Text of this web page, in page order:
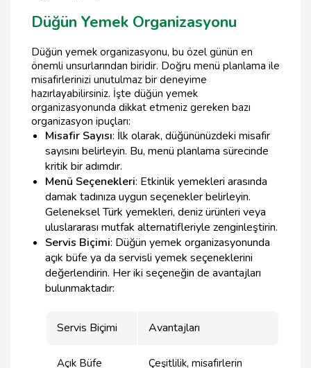
Düğün Yemek Organizasyonu
Düğün yemek organizasyonu, bu özel günün en
önemli unsurlarından biridir. Doğru menü planlama ile
misafirlerinizi unutulmaz bir deneyime
hazırlayabilirsiniz. İşte düğün yemek
organizasyonunda dikkat etmeniz gereken bazı
organizasyon ipuçları:
Misafir Sayısı: İlk olarak, düğününüzdeki misafir
sayısını belirleyin. Bu, menü planlama sürecinde
kritik bir adımdır.
Menü Seçenekleri: Etkinlik yemekleri arasında
damak tadınıza uygun seçenekler belirleyin.
Geleneksel Türk yemekleri, deniz ürünleri veya
uluslararası mutfak alternatifleriyle zenginleştirin.
Servis Biçimi: Düğün yemek organizasyonunda
açık büfe ya da servisli yemek seçeneklerini
değerlendirin. Her iki seçeneğin de avantajları
bulunmaktadır:
Servis Biçimi Avantajları
Açık Büfe Çeşitlilik, misafirlerin